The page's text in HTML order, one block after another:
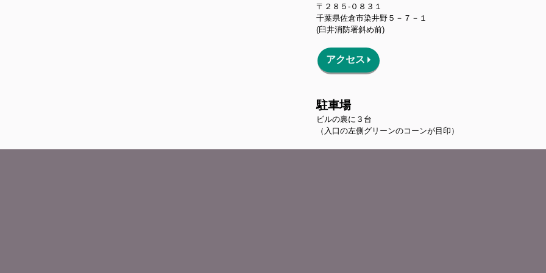
〒２８５-０８３１
千葉県佐倉市染井野 ５－７－１
(臼井消防署斜め前)
アクセス
駐車場
ビルの裏に３台
（入口の左側グリーンのコーンが目印）